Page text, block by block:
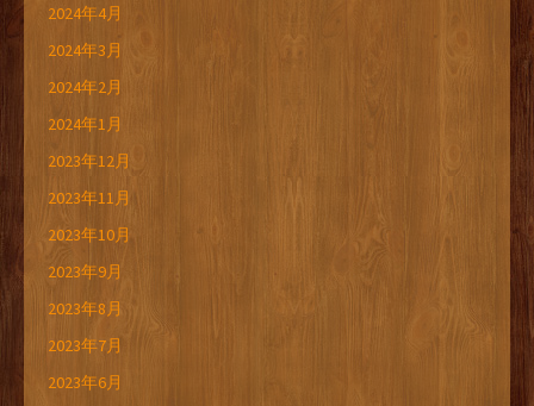
2024年4月
2024年3月
2024年2月
2024年1月
2023年12月
2023年11月
2023年10月
2023年9月
2023年8月
2023年7月
2023年6月